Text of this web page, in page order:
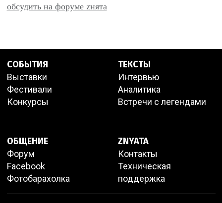
обсудить на форуме zнята
СОБЫТИЯ
Выставки
Фестивали
Конкурсы
ТЕКСТЫ
Интервью
Аналитика
Встречи с легендами
ОБЩЕНИЕ
Форум
Facebook
Фотобарахолка
ZNYATA
Контакты
Техническая
поддержка